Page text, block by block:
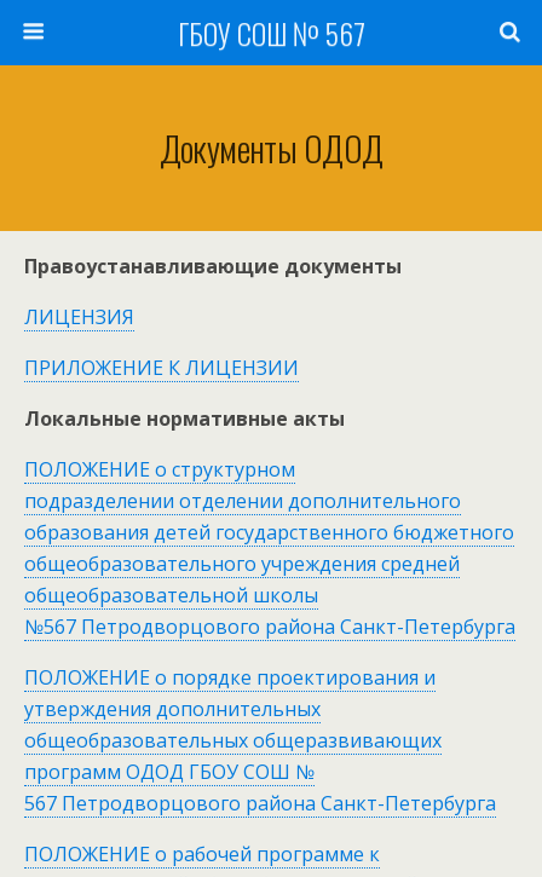
ГБОУ СОШ № 567
Документы ОДОД
Правоустанавливающие документы
ЛИЦЕНЗИЯ
ПРИЛОЖЕНИЕ К ЛИЦЕНЗИИ
Локальные нормативные акты
ПОЛОЖЕНИЕ о структурном
подразделении отделении дополнительного
образования детей государственного бюджетного
общеобразовательного учреждения средней
общеобразовательной школы
№567 Петродворцового района Санкт-Петербурга
ПОЛОЖЕНИЕ о порядке проектирования и
утверждения дополнительных
общеобразовательных общеразвивающих
программ ОДОД ГБОУ СОШ №
567 Петродворцового района Санкт-Петербурга
ПОЛОЖЕНИЕ о рабочей программе к